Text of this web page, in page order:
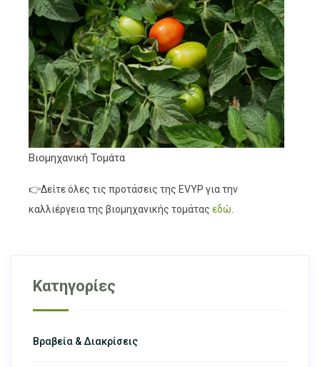
Βιομηχανική Τομάτα
👉Δείτε όλες τις προτάσεις της EVYP για την
καλλιέργεια της βιομηχανικής τομάτας εδώ
Κατηγορίες
Βραβεία & Διακρίσεις